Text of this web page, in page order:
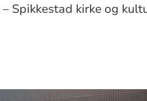
Spikkestad kirke og